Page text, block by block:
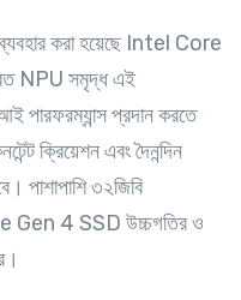
ব্যবহার করা হয়েছে Intel Core
NPU সমৃদ্ধ এই
প্রদান করতে
ক্রিয়েশন এবং দৈনন্দিন
পাশাপাশি ৩২জিবি
Gen 4 SSD উচ্চগতির ও